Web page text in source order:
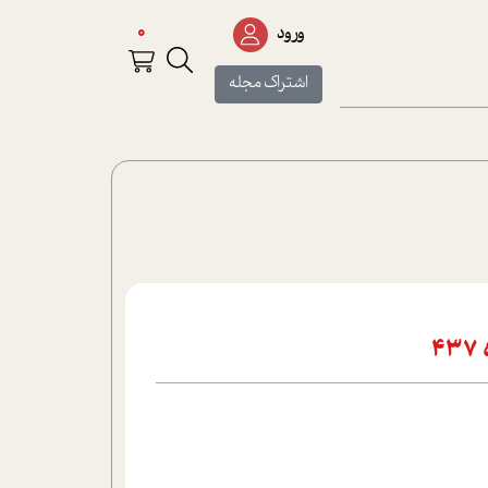
ورود
اشتراک مجله
0